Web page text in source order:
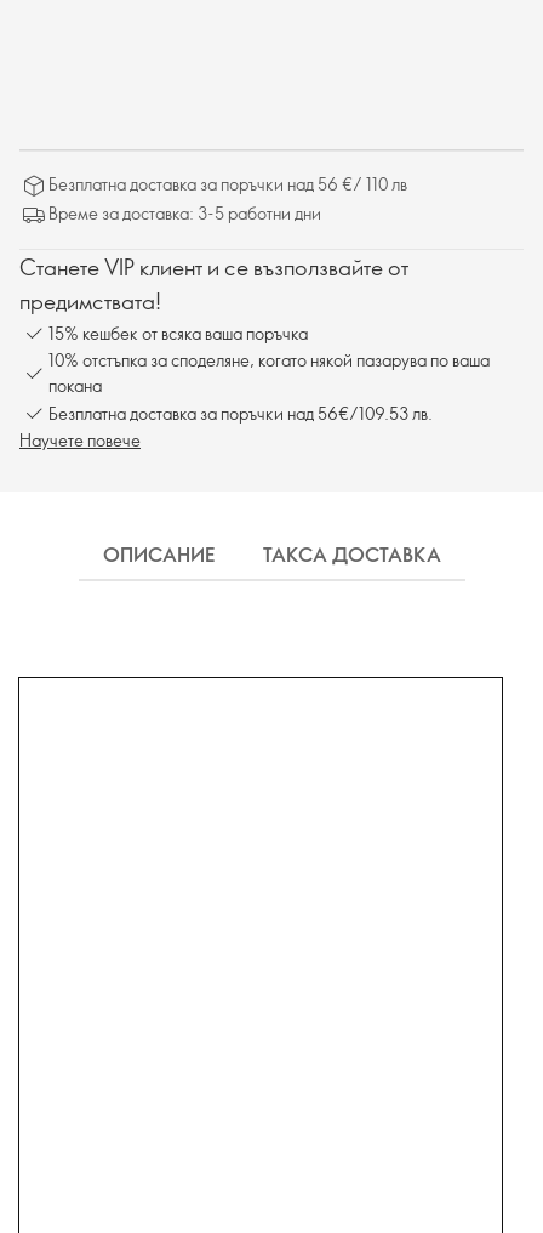
Безплатна доставка за поръчки над 56 €/ 110 лв
Време за доставка: 3-5 работни дни
Станете VIP клиент и се възползвайте от
предимствата!
15% кешбек от всяка ваша поръчка
10% отстъпка за споделяне, когато някой пазарува по ваша
покана
Безплатна доставка за поръчки над 56€/109.53 лв.
Научете повече
ОПИСАНИЕ ТАКСА ДОСТАВКА